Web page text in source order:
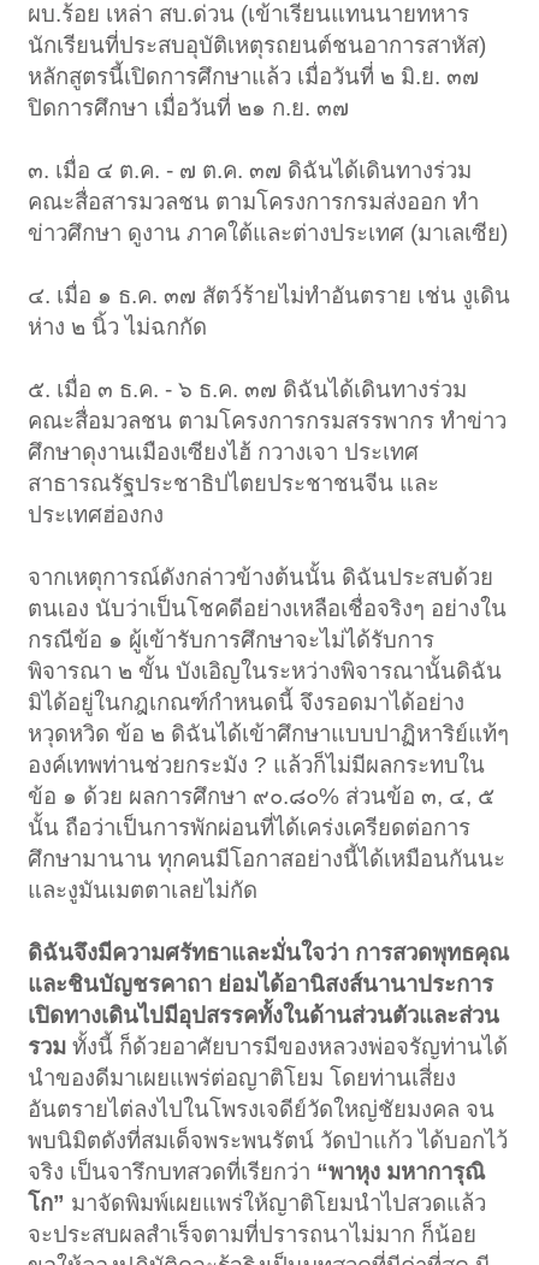
ผบ.ร้อย เหล่า สบ.ด่วน (เข้าเรียนแทนนายทหาร
นักเรียนที่ประสบอุบัติเหตุรถยนต์ชนอาการสาหัส)
หลักสูตรนี้เปิดการศึกษาแล้ว เมื่อวันที่ ๒ มิ.ย. ๓๗
ปิดการศึกษา เมื่อวันที่ ๒๑ ก.ย. ๓๗
๓. เมื่อ ๔ ต.ค. - ๗ ต.ค. ๓๗ ดิฉันได้เดินทางร่วม
คณะสื่อสารมวลชน ตามโครงการกรมส่งออก ทำ
ข่าวศึกษา ดูงาน ภาคใต้และต่างประเทศ (มาเลเซีย)
๔. เมื่อ ๑ ธ.ค. ๓๗ สัตว์ร้ายไม่ทำอันตราย เช่น งูเดิน
ห่าง ๒ นิ้ว ไม่ฉกกัด
๕. เมื่อ ๓ ธ.ค. - ๖ ธ.ค. ๓๗ ดิฉันได้เดินทางร่วม
คณะสื่อมวลชน ตามโครงการกรมสรรพากร ทำข่าว
ศึกษาดุงานเมืองเซียงไฮ้ กวางเจา ประเทศ
สาธารณรัฐประชาธิปไตยประชาชนจีน และ
ประเทศฮ่องกง
จากเหตุการณ์ดังกล่าวข้างต้นนั้น ดิฉันประสบด้วย
ตนเอง นับว่าเป็นโชคดีอย่างเหลือเชื่อจริงๆ อย่างใน
กรณีข้อ ๑ ผู้เข้ารับการศึกษาจะไม่ได้รับการ
พิจารณา ๒ ขั้น บังเอิญในระหว่างพิจารณานั้นดิฉัน
มิได้อยู่ในกฎเกณฑ์กำหนดนี้ จึงรอดมาได้อย่าง
หวุดหวิด ข้อ ๒ ดิฉันได้เข้าศึกษาแบบปาฏิหาริย์แท้ๆ
องค์เทพท่านช่วยกระมัง ? แล้วก็ไม่มีผลกระทบใน
ข้อ ๑ ด้วย ผลการศึกษา ๙๐.๘๐% ส่วนข้อ ๓, ๔, ๕
นั้น ถือว่าเป็นการพักผ่อนที่ได้เคร่งเครียดต่อการ
ศึกษามานาน ทุกคนมีโอกาสอย่างนี้ได้เหมือนกันนะ
และงูมันเมตตาเลยไม่กัด
ดิฉันจึงมีความศรัทธาและมั่นใจว่า การสวดพุทธคุณ
และชินบัญชรคาถา ย่อมได้อานิสงส์นานาประการ
เปิดทางเดินไปมีอุปสรรคทั้งในด้านส่วนตัวและส่วน
รวม ทั้งนี้ ก็ด้วยอาศัยบารมีของหลวงพ่อจรัญท่านได้
นำของดีมาเผยแพร่ต่อญาติโยม โดยท่านเสี่ยง
อันตรายไต่ลงไปในโพรงเจดีย์วัดใหญ่ชัยมงคล จน
พบนิมิตดังที่สมเด็จพระพนรัตน์ วัดป่าแก้ว ได้บอกไว้
จริง เป็นจารึกบทสวดที่เรียกว่า “พาหุง มหาการุณิ
โก” มาจัดพิมพ์เผยแพร่ให้ญาติโยมนำไปสวดแล้ว
จะประสบผลสำเร็จตามที่ปรารถนาไม่มาก ก็น้อย